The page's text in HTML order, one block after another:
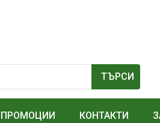
ПРОМОЦИИ КОНТАКТИ